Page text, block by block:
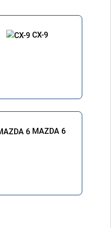
CX-9
MAZDA 6